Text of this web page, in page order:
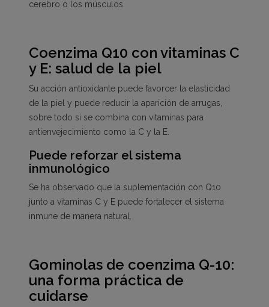
cerebro o los músculos.
Coenzima Q10 con vitaminas C
y E: salud de la piel
Su acción antioxidante puede favorcer la elasticidad
de la piel y puede reducir la aparición de arrugas,
sobre todo si se combina con vitaminas para
antienvejecimiento como la C y la E.
Puede reforzar el sistema
inmunológico
Se ha observado que la suplementación con Q10
junto a vitaminas C y E puede fortalecer el sistema
inmune de manera natural.
Gominolas de coenzima Q-10:
una forma práctica de
cuidarse